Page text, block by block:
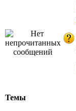
Темы